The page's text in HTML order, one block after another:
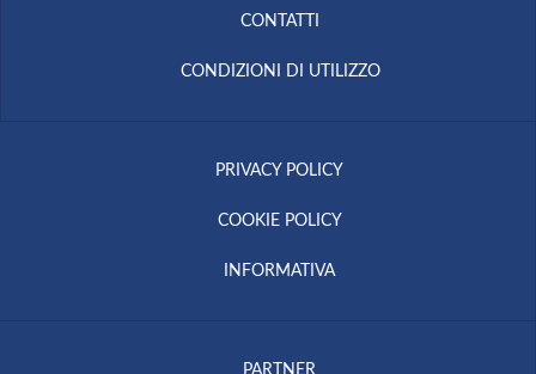
CONTATTI
CONDIZIONI DI UTILIZZO
PRIVACY POLICY
COOKIE POLICY
INFORMATIVA
PARTNER